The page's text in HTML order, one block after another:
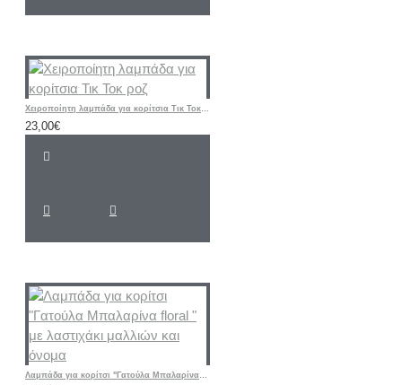
Χειροποίητη λαμπάδα για κορίτσια Τικ Τοκ ροζ
23,00€
Λαμπάδα για κορίτσι "Γατούλα Μπαλαρίνα floral " με λαστιχάκι μαλλιών και όνομα